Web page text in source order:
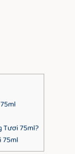
Tươi 75ml?
75ml